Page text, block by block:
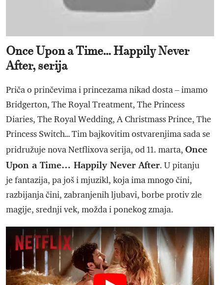
Once Upon a Time… Happily Never
After, serija
Priča o prinčevima i princezama nikad dosta – imamo
Bridgerton, The Royal Treatment, The Princess
Diaries, The Royal Wedding, A Christmass Prince, The
Princess Switch… Tim bajkovitim ostvarenjima sada se
pridružuje nova Netflixova serija, od 11. marta, Once
Upon a Time… Happily Never After. U pitanju
je fantazija, pa još i mjuzikl, koja ima mnogo čini,
razbijanja čini, zabranjenih ljubavi, borbe protiv zle
magije, srednji vek, možda i ponekog zmaja.